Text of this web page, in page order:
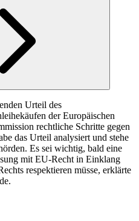
Urteil des
der Europäischen
rechtliche Schritte gegen
das Urteil analysiert und stehe
Es sei wichtig, bald eine
mit EU-Recht in Einklang
respektieren müsse, erklärte